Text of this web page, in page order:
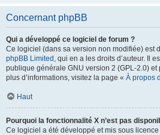
Concernant phpBB
Qui a développé ce logiciel de forum ?
Ce logiciel (dans sa version non modifiée) est
phpBB Limited , qui en a les droits d’auteur. Il
publique générale GNU version 2 (GPL-2.0)
plus d’informations, visitez la page « À propos
Haut
Pourquoi la fonctionnalité X n’est pas
Ce logiciel a été développé et mis sous